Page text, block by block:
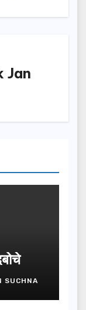
Jan
SUCHNA